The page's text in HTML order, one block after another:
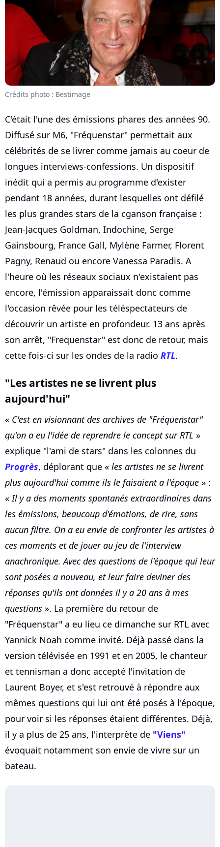
Crédits photo : Bestimage
C'était l'une des émissions phares des années 90.
Diffusé sur M6, "Fréquenstar" permettait aux
célébrités de se livrer comme jamais au coeur de
longues interviews-confessions. Un dispositif
inédit qui a permis au programme d'exister
pendant 18 années, durant lesquelles ont défilé
les plus grandes stars de la cganson française :
Jean-Jacques Goldman, Indochine, Serge
Gainsbourg, France Gall, Mylène Farmer, Florent
Pagny, Renaud ou encore Vanessa Paradis. A
l'heure où les réseaux sociaux n'existaient pas
encore, l'émission apparaissait donc comme
l'occasion rêvée pour les téléspectateurs de
découvrir un artiste en profondeur. 13 ans après
son arrêt, "Frequenstar" est donc de retour, mais
cette fois-ci sur les ondes de la radio RTL.
"Les artistes ne se livrent plus
aujourd'hui"
« C'est en visionnant des archives de "Fréquenstar"
qu'on a eu l'idée de reprendre le concept sur RTL »
explique "l'ami de stars" dans les colonnes du
Progrès, déplorant que « les artistes ne se livrent
plus aujourd'hui comme ils le faisaient a l'époque » :
«Il y a des moments spontanés extraordinaires dans
les émissions, beaucoup d'émotions, de rire, sans
aucun filtre. On a eu envie de confronter les artistes à
ces moments et de jouer au jeu de l'interview
anachronique. Avec des questions de l'époque qui leur
sont posées a nouveau, et leur faire deviner des
réponses qu'ils ont données il y a 20 ans à mes
questions ». La première du retour de
"Fréquenstar" a eu lieu ce dimanche sur RTL avec
Yannick Noah comme invité. Déjà passé dans la
version télévisée en 1991 et en 2005, le chanteur
et tennisman a donc accepté l'invitation de
Laurent Boyer, et s'est retrouvé à répondre aux
mêmes questions qui lui ont été posés à l'époque,
pour voir si les réponses étaient différentes. Déjà,
il y a plus de 25 ans, l'interprète de "Viens"
évoquait notamment son envie de vivre sur un
bateau.